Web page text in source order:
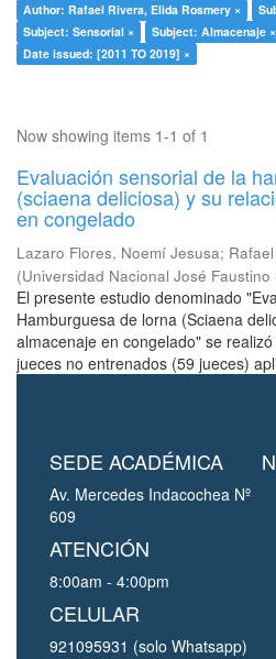
Author: Rafael Rivera, Elida Rosmery ×
Subject: Sensorial ×
Subject: Almacenaje ×
Date issued: [2011 TO 2019] ×
Now showing items 1-1 of 1
Evaluación sensorial de la
(sciaena deliciosa) y su
en congelado
Lazaro Flores, Noemí Jesusa;
(Universidad Nacional José
El presente estudio denominado
Hamburguesa de lorna (Sciaena
almacenaje en congelado" se
jueces no entrenados (59 jueces)
SEDE ACADÉMICA
Av. Mercedes Indacochea Nº
609
ATENCIÓN
8:00am - 4:00pm
CELULAR
921095931 (solo Whatsapp)